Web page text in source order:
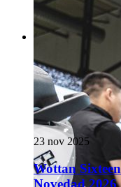
23 nov 2025
Wottan
Novedad 2026